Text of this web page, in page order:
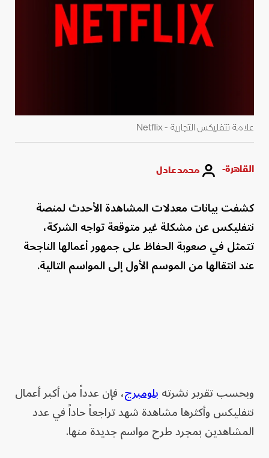
علامة نتفليكس التجارية - Netflix
القاهرة- محمد عادل
كشفت بيانات معدلات المشاهدة الأحدث لمنصة
نتفليكس عن مشكلة غير متوقعة تواجه الشركة،
تتمثل في صعوبة الحفاظ على جمهور أعمالها الناجحة
عند انتقالها من الموسم الأول إلى المواسم التالية.
وبحسب تقرير نشرتهبلومبرج، فإن عدداً من أكبر أعمال
نتفليكس وأكثرها مشاهدة شهد تراجعاً حاداً في عدد
المشاهدين بمجرد طرح مواسم جديدة منها.